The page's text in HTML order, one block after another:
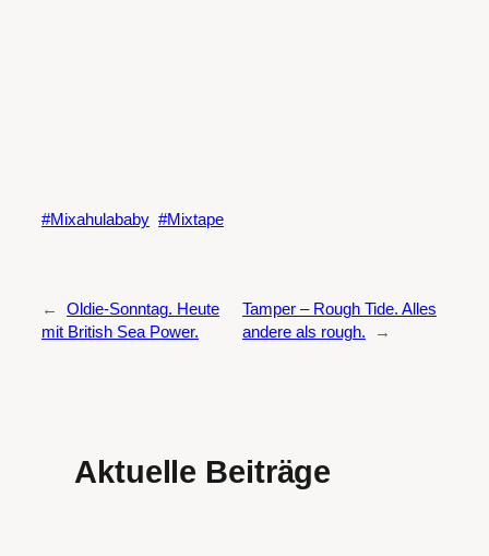
Mixahulababy Mixtape
←
Oldie-Sonntag. Heute
mit British Sea Power.
Tamper – Rough Tide. Alles
andere als rough.
→
Aktuelle Beiträge